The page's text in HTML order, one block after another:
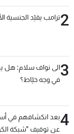
2ترامب يقيّد الجنسية
3الى نواف سلام: هل
في وجه خيّاط؟
4بعد انكشافهم في
عن توقيف "شبكة
لاعلاناتكم